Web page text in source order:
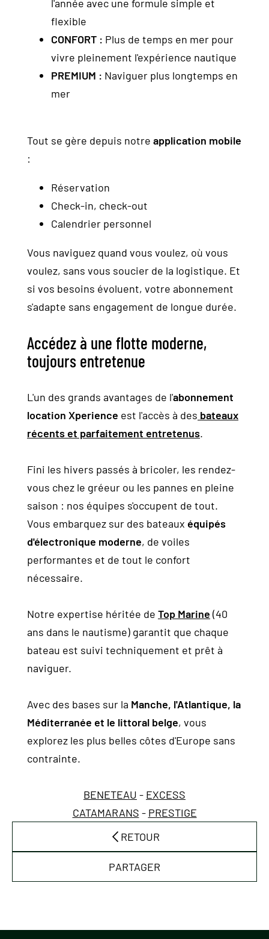
l'année avec une formule simple et
flexible
CONFORT : Plus de temps en mer pour
vivre pleinement l'expérience nautique
PREMIUM : Naviguer plus longtemps en
mer
Tout se gère depuis notre application mobile
:
Réservation
Check-in, check-out
Calendrier personnel
Vous naviguez quand vous voulez, où vous
voulez, sans vous soucier de la logistique. Et
si vos besoins évoluent, votre abonnement
s'adapte sans engagement de longue durée.
Accédez à une flotte moderne,
toujours entretenue
L'un des grands avantages de l'abonnement
location Xperience est l'accès à des bateaux
récents et parfaitement entretenus.
Fini les hivers passés à bricoler, les rendez-
vous chez le gréeur ou les pannes en pleine
saison : nos équipes s'occupent de tout.
Vous embarquez sur des bateaux équipés
d'électronique moderne, de voiles
performantes et de tout le confort
nécessaire.
Notre expertise héritée de Top Marine (40
ans dans le nautisme) garantit que chaque
bateau est suivi techniquement et prêt à
naviguer.
Avec des bases sur la Manche, l'Atlantique, la
Méditerranée et le littoral belge, vous
explorez les plus belles côtes d'Europe sans
contrainte.
BENETEAU - EXCESS
CATAMARANS - PRESTIGE
RETOUR
PARTAGER